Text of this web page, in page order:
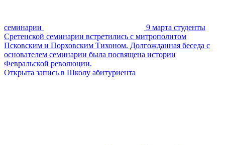
семинарии
9 марта студенты
Сретенской семинарии встретились с митрополитом
Псковским и Порховским Тихоном. Долгожданная беседа с
основателем семинарии была посвящена истории
Февральской революции.
Открыта запись в Школу абитуриента